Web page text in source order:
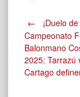
Post
←
¡Duelo
Campeonato
Balonmano
2025: Tarrazú
Cartago